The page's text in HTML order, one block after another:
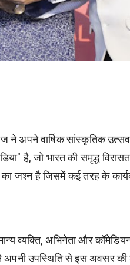
ने अपने वार्षिक सांस्कृतिक
है, जो भारत की समृद्ध
जश्न है जिसमें कई तरह के
व्यक्ति, अभिनेता और
अपनी उपस्थिति से इस अवसर